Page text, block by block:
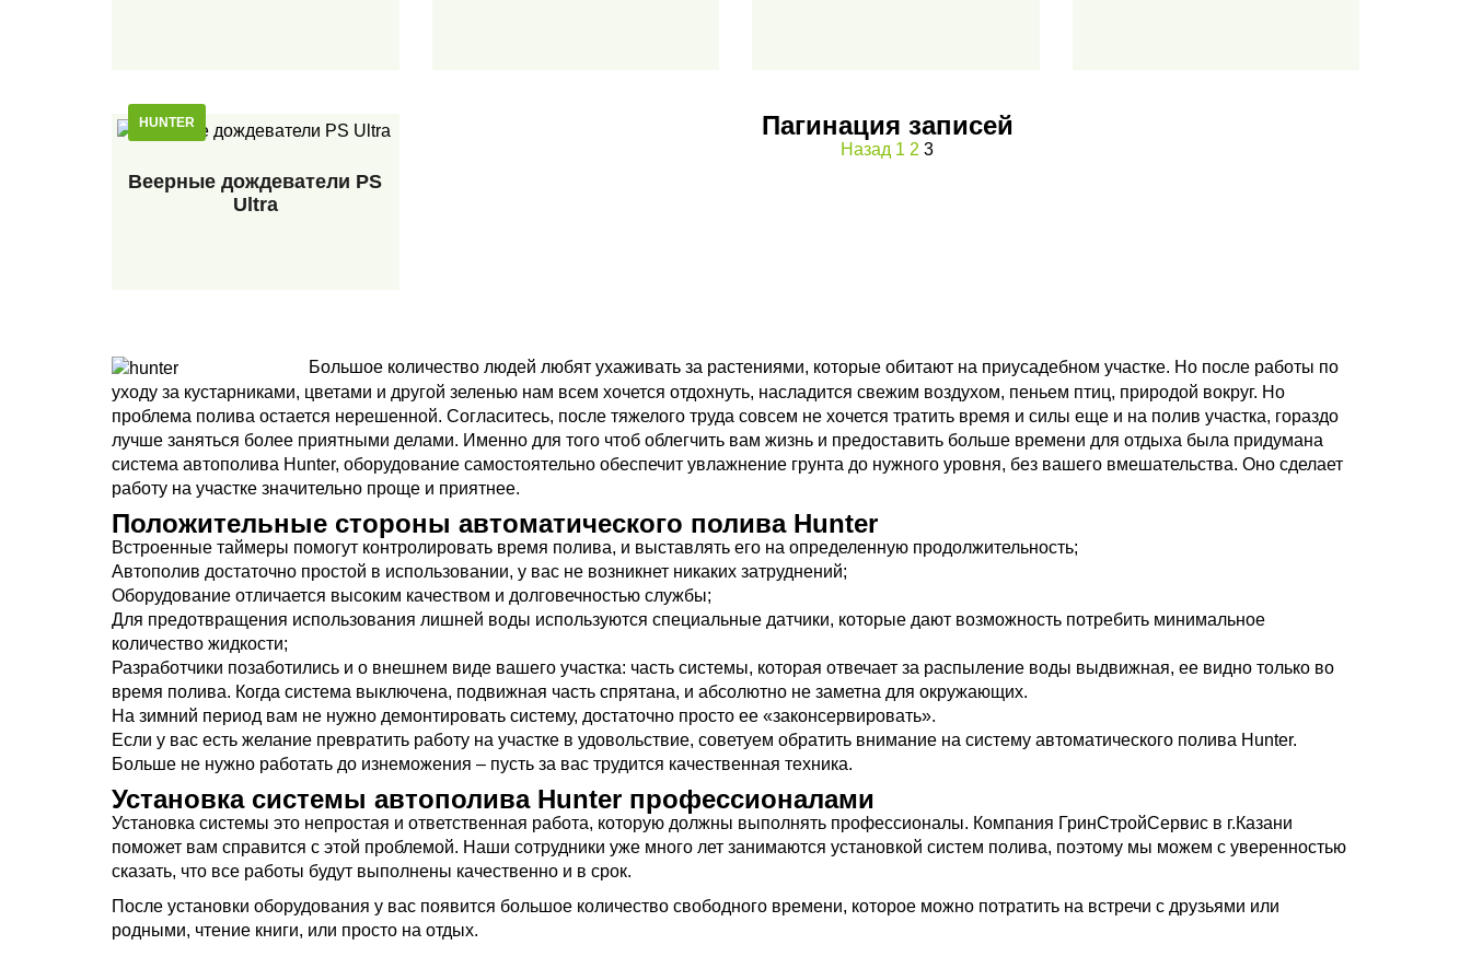
Веерные дождеватели PS
Ultra
HUNTER Пагинация записей
Назад 1 2 3
Большое количество людей любят ухаживать за растениями, которые обитают на приусадебном участке. Но после работы по
уходу за кустарниками, цветами и другой зеленью нам всем хочется отдохнуть, насладится свежим воздухом, пеньем птиц, природой вокруг. Но
проблема полива остается нерешенной. Согласитесь, после тяжелого труда совсем не хочется тратить время и силы еще и на полив участка, гораздо
лучше заняться более приятными делами. Именно для того чтоб облегчить вам жизнь и предоставить больше времени для отдыха была придумана
система автополива Hunter, оборудование самостоятельно обеспечит увлажнение грунта до нужного уровня, без вашего вмешательства. Оно сделает
работу на участке значительно проще и приятнее.
Положительные стороны автоматического полива Hunter
Встроенные таймеры помогут контролировать время полива, и выставлять его на определенную продолжительность;
Автополив достаточно простой в использовании, у вас не возникнет никаких затруднений;
Оборудование отличается высоким качеством и долговечностью службы;
Для предотвращения использования лишней воды используются специальные датчики, которые дают возможность потребить минимальное
количество жидкости;
Разработчики позаботились и о внешнем виде вашего участка: часть системы, которая отвечает за распыление воды выдвижная, ее видно только во
время полива. Когда система выключена, подвижная часть спрятана, и абсолютно не заметна для окружающих.
На зимний период вам не нужно демонтировать систему, достаточно просто ее «законсервировать».
Если у вас есть желание превратить работу на участке в удовольствие, советуем обратить внимание на систему автоматического полива Hunter.
Больше не нужно работать до изнеможения – пусть за вас трудится качественная техника.
Установка системы автополива Hunter профессионалами
Установка системы это непростая и ответственная работа, которую должны выполнять профессионалы. Компания ГринСтройСервис в г.Казани
поможет вам справится с этой проблемой. Наши сотрудники уже много лет занимаются установкой систем полива, поэтому мы можем с уверенностью
сказать, что все работы будут выполнены качественно и в срок.
После установки оборудования у вас появится большое количество свободного времени, которое можно потратить на встречи с друзьями или
родными, чтение книги, или просто на отдых.